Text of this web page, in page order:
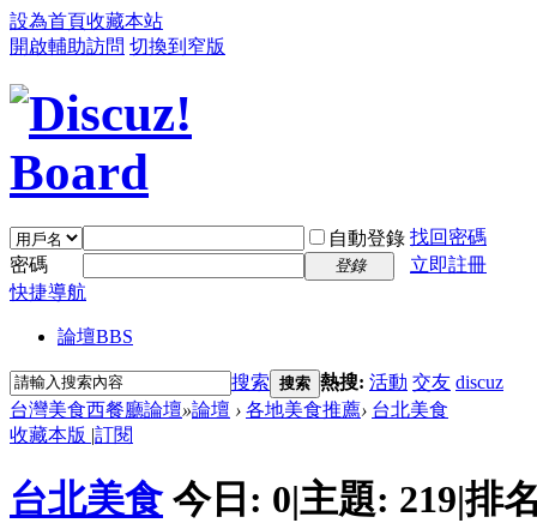
設為首頁收藏本站
開啟輔助訪問 切換到窄版
自動登錄 找回密碼
密碼
登錄
立即註冊
快捷導航
論壇BBS
搜索 搜索 熱搜: 活動 交友 discuz
台灣美食西餐廳論壇»論壇 › 各地美食推薦› 台北美食
收藏本版 |訂閱
台北美食 今日: 0|主題: 219|排